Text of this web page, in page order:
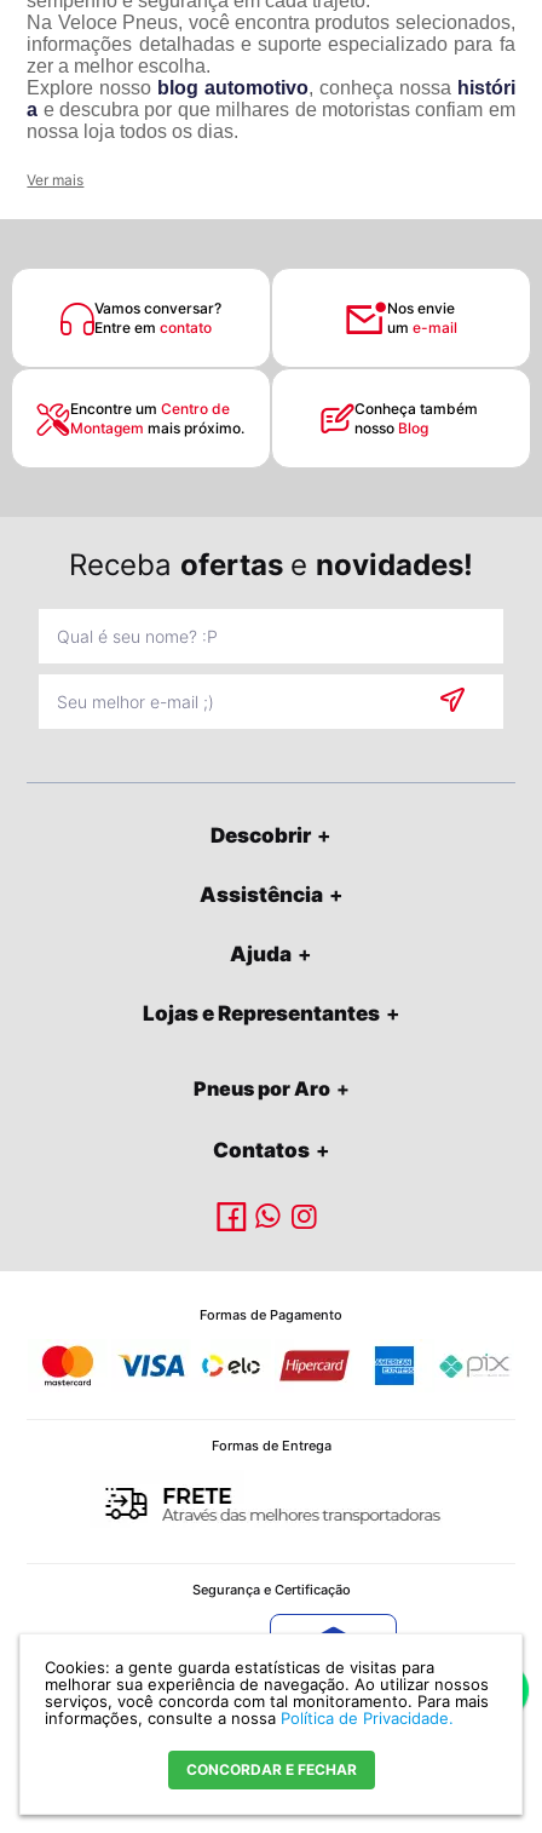
Cookies: a gente guarda estatísticas de visitas para
melhorar sua experiência de navegação. Ao utilizar nossos
serviços, você concorda com tal monitoramento. Para mais
informações, consulte a nossa Política de Privacidade.
CONCORDAR E FECHAR
Na Veloce Pneus, você encontra produtos selecionados,
informações detalhadas e suporte especializado para fa
zer a melhor escolha.
Explore nosso blog automotivo, conheça nossa históri
a e descubra por que milhares de motoristas confiam em
nossa loja todos os dias.
Ver mais
Vamos conversar?
Entre em contato
Nos envie
um e-mail
Encontre umCentro de
Montagemmais próximo.
Conheça também
nosso Blog
Receba ofertas e novidades!
Descobrir
Assistência
Ajuda
Lojas e Representantes
Pneus por Aro
Contatos
Formas de Pagamento
Formas de Entrega
Segurança e Certificação
Verificada por
POTENZA IMPORTAÇÃO E EXPORTAÇÃO LTDA - CNPJ: 12.036.958/0001-11 Av.
Ceará, 336 - CEP 90240510 - Porto Alegre - RS |Encontre nossa Loja